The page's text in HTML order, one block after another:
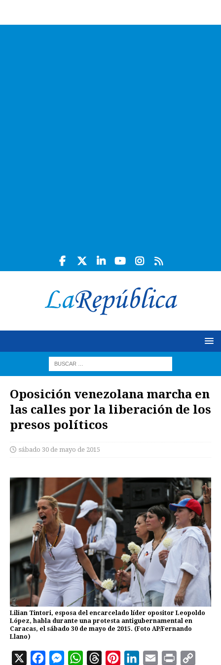
Oposición venezolana marcha en
las calles por la liberación de los
presos políticos
sábado 30 de mayo de 2015
Lilian Tintori, esposa del encarcelado líder opositor Leopoldo
López, habla durante una protesta antigubernamental en
Caracas, el sábado 30 de mayo de 2015. (Foto AP/Fernando
Llano)
X
M
W